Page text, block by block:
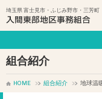
埼玉県 富士見市・ふじみ野市・三芳町
組合紹介
HOME 組合紹介 地球温